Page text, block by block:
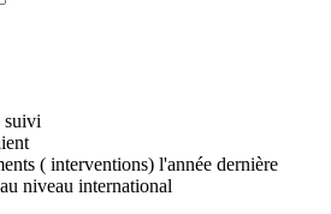
suivi
( interventions) l'année dernière
niveau international